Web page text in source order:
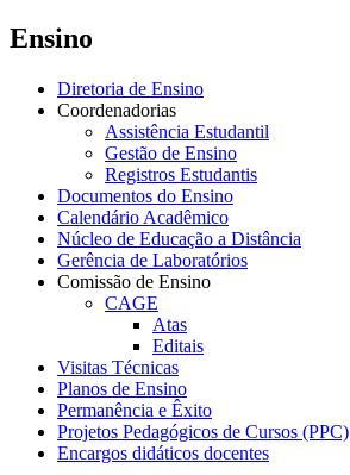
Ensino
Diretoria de Ensino
Coordenadorias
Assistência Estudantil
Gestão de Ensino
Registros Estudantis
Documentos do Ensino
Calendário Acadêmico
Núcleo de Educação a Distância
Gerência de Laboratórios
Comissão de Ensino
CAGE
Atas
Editais
Visitas Técnicas
Planos de Ensino
Permanência e Êxito
Projetos Pedagógicos de Cursos (PPC)
Encargos didáticos docentes